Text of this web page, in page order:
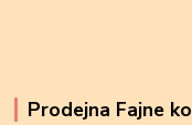
Prodejna Fajne